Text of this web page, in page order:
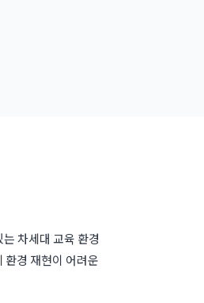
차세대 교육 환경
환경 재현이 어려운